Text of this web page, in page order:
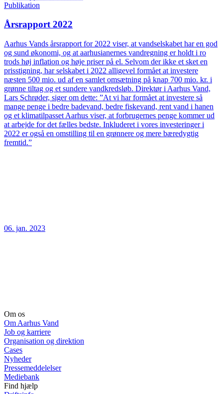
Publikation
Årsrapport 2022
Aarhus Vands årsrapport for 2022 viser, at vandselskabet har en god
og sund økonomi, og at aarhusianernes vandregning er holdt i ro
trods høj inflation og høje priser på el. Selvom der ikke et sket en
prisstigning, har selskabet i 2022 alligevel formået at investere
næsten 500 mio. ud af en samlet omsætning på knap 700 mio. kr. i
grønne tiltag og et sundere vandkredsløb. Direktør i Aarhus Vand,
Lars Schrøder, siger om dette: ”At vi har formået at investere så
mange penge i bedre badevand, bedre fiskevand, rent vand i hanen
og et klimatilpasset Aarhus viser, at forbrugernes penge kommer ud
at arbejde for det fælles bedste. Inkluderet i vores investeringer i
2022 er også en omstilling til en grønnere og mere bæredygtig
fremtid.”
06. jan. 2023
Om os
Om Aarhus Vand
Job og karriere
Organisation og direktion
Cases
Nyheder
Pressemeddelelser
Mediebank
Find hjælp